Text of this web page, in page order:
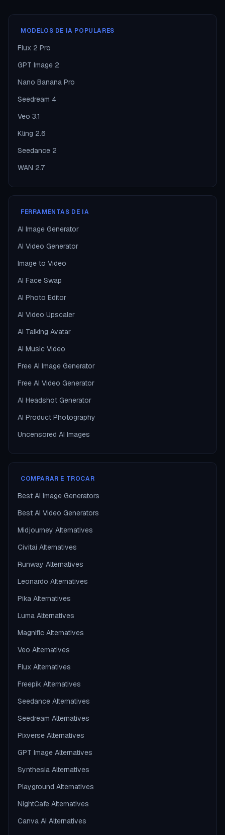
MODELOS DE IA POPULARES
Flux 2 Pro
GPT Image 2
Nano Banana Pro
Seedream 4
Veo 3.1
Kling 2.6
Seedance 2
WAN 2.7
FERRAMENTAS DE IA
AI Image Generator
AI Video Generator
Image to Video
AI Face Swap
AI Photo Editor
AI Video Upscaler
AI Talking Avatar
AI Music Video
Free AI Image Generator
Free AI Video Generator
AI Headshot Generator
AI Product Photography
Uncensored AI Images
COMPARAR E TROCAR
Best AI Image Generators
Best AI Video Generators
Midjourney Alternatives
Civitai Alternatives
Runway Alternatives
Leonardo Alternatives
Pika Alternatives
Luma Alternatives
Magnific Alternatives
Veo Alternatives
Flux Alternatives
Freepik Alternatives
Seedance Alternatives
Seedream Alternatives
Pixverse Alternatives
GPT Image Alternatives
Synthesia Alternatives
Playground Alternatives
NightCafe Alternatives
Canva AI Alternatives